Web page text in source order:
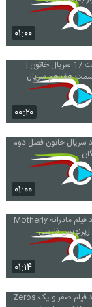
۰۱:۰۰
۰۰:۲۰
۰۱:۰۰
۰۱:۱۴